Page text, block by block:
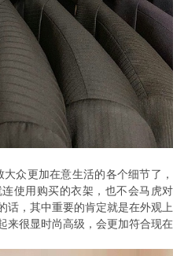
众更加在意生活的各个细节了，
使用购买的衣架，也不会马虎对
话，其中重要的肯定就是在外观上
来很显时尚高级，会更加符合现在